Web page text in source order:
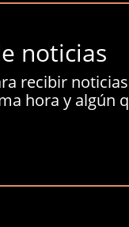
noticias
recibir
hora y algún